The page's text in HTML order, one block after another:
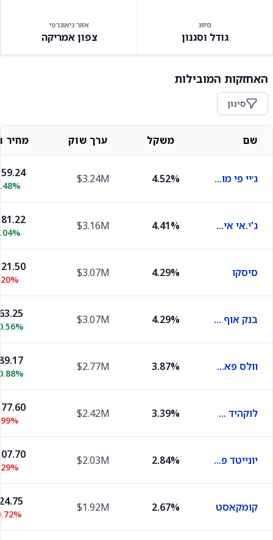
סיווג
גודל וסגנון
אזור גיאוגרפי
צפון אמריקה
האחזקות המובילות
סינון
שם משקל ערך שוק מחיר
ג׳יי פי מורגן 4.52%
$3.24M
ג'י.אי אירוספייס 4.41%
$3.16M
סיסקו 4.29%
$3.07M
בנק אוף אמריקה 4.29%
$3.07M
וולס פארגו 3.87%
$2.77M
לוקהיד מרטין 3.39%
$2.42M
יונייטד פארסל סרוויס 2.84%
$2.03M
קומקאסט 2.67%
$1.92M